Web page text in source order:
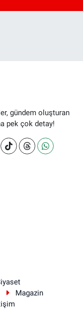
gündem oluşturan
pek çok detay!
Magazin